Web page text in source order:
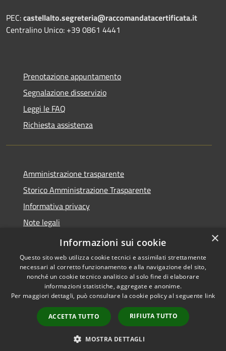
PEC:castellalto.segreteria@raccomandatacertificata.it
Centralino Unico: +39 0861 4441
Prenotazione appuntamento
Segnalazione disservizio
Leggi le FAQ
Richiesta assistenza
Amministrazione trasparente
Storico Amministrazione Trasparente
Informativa privacy
Note legali
Dichiarazione di accessibilità
Accessibilità
Copyright © 2026 • Comune di
Castellalto • Powered by
Municipium•
Accesso
redazione
×
Informazioni sui cookie
Questo sito web utilizza cookie tecnici e assimilati strettamente
necessari al corretto funzionamento e alla navigazione del sito,
nonché un cookie tecnico analitico al solo fine di elaborare
informazioni statistiche, aggregate e anonime.
Per maggiori dettagli, può consultare la cookie policy al seguente link
ACCETTA TUTTO RIFIUTA TUTTO
MOSTRA DETTAGLI